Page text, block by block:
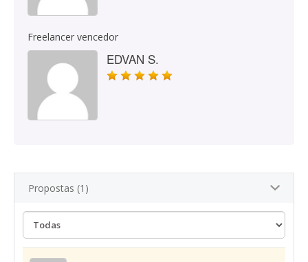
Freelancer vencedor
EDVAN S.
Propostas (1)